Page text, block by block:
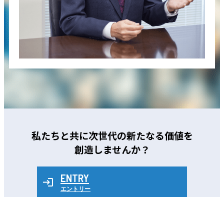
私たちと共に次世代の新たなる価値を
創造しませんか？
ENTRY
エントリー